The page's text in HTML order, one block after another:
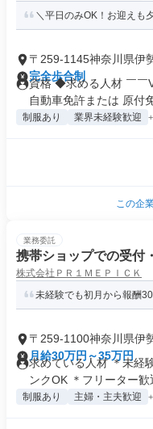
＼平日のみOK！お迎えも
〒259-1145神奈川県伊
完全歩合制
資格 ◆求める人材 ￣￣
自動車免許または 原付
制服あり 業界未経験歓迎
この企
業務委託
携帯ショップでの受付
株式会社ＰＲ１ＭＥＰＩＣＫ
未経験でも初月から報酬
〒259-1100神奈川県伊
月給30万円～35万円
求めている人材 ＊未経
ンクOK ＊フリーター歓
制服あり 主婦・主夫歓迎